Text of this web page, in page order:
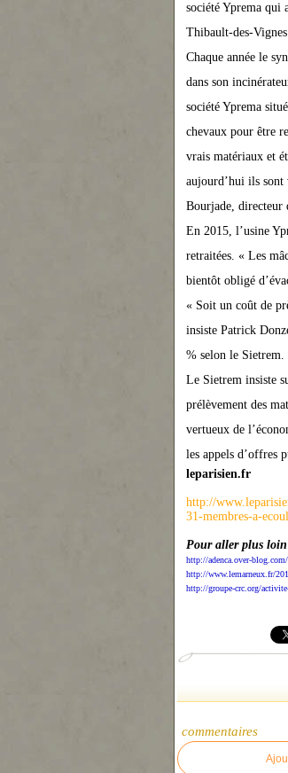
société Yprema qui
Thibault-des-Vigne
Chaque année le
dans son
société Yprema
chevaux pour être
vrais matériaux et
aujourd’hui ils sont
Bourjade, directeur
En 2015, l’usine
retraitées. « Les
bientôt obligé
« Soit un coût de
insiste Patrick
% selon le Sietrem.
Le Sietrem insiste
prélèvement des
vertueux de
les appels d’offres
leparisien.fr
http://
31-membres-a-
Pour aller plus
http://adenca.over-
http://www.lemarneux.fr/
http://groupe-crc.org/activite-
commentaires